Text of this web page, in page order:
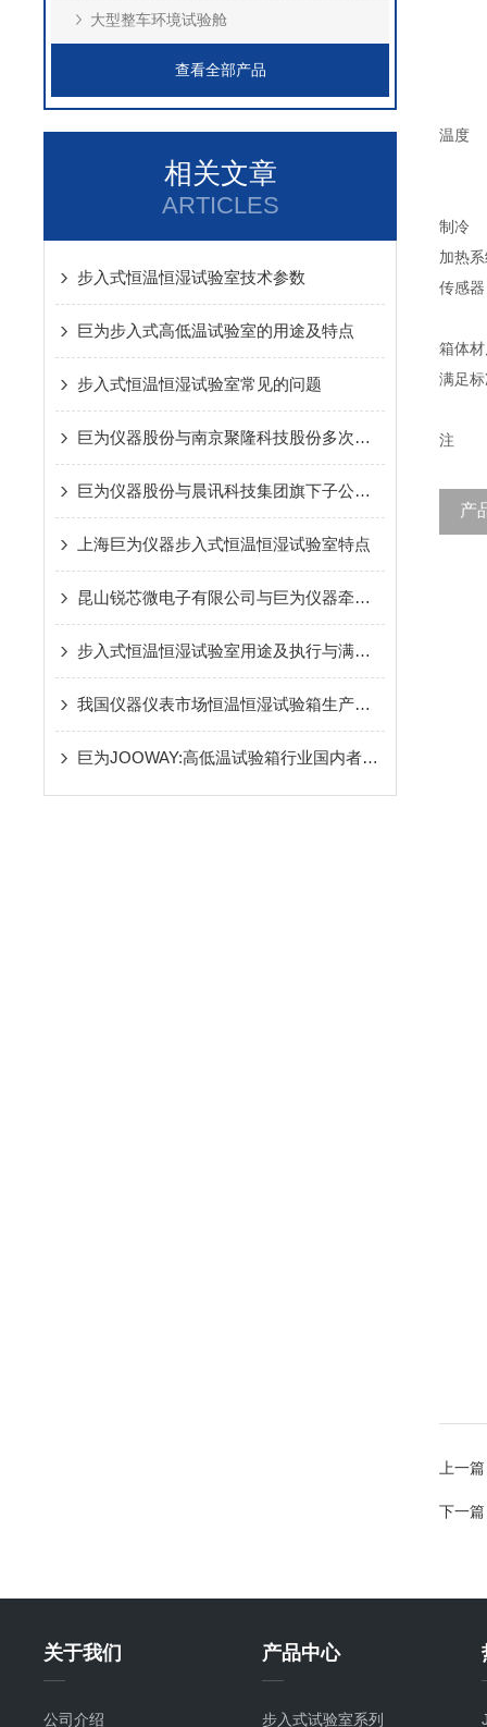
大型整车环境试验舱
查看全部产品
相关文章
ARTICLES
步入式恒温恒湿试验室技术参数
巨为步入式高低温试验室的用途及特点
步入式恒温恒湿试验室常见的问题
巨为仪器股份与南京聚隆科技股份多次牵手合作
巨为仪器股份与晨讯科技集团旗下子公司牵手合作
上海巨为仪器步入式恒温恒湿试验室特点
昆山锐芯微电子有限公司与巨为仪器牵手合作
步入式恒温恒湿试验室用途及执行与满足标准
我国仪器仪表市场恒温恒湿试验箱生产厂家竞争加剧
巨为JOOWAY:高低温试验箱行业国内者力挺自主研发
温度
制冷
加热
传感器
箱体
满足
注
产
上一
下一
关于我们
公司介绍
产品中心
步入式试验室系列